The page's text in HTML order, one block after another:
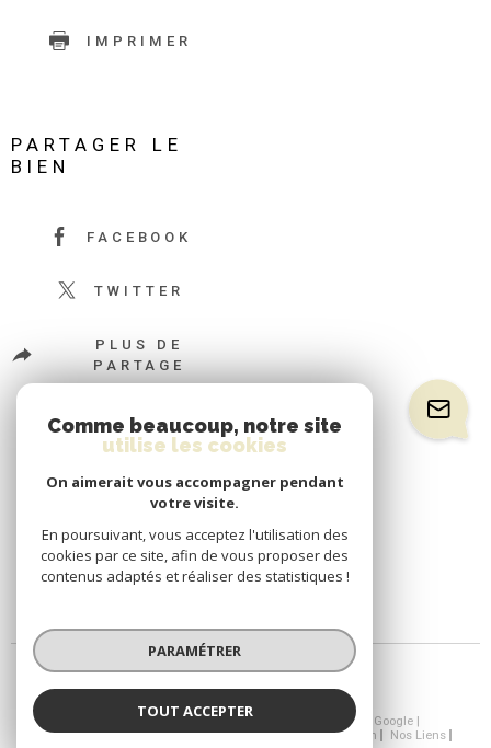
IMPRIMER
PARTAGER LE
BIEN
FACEBOOK
TWITTER
PLUS DE
PARTAGE
© 2026 | Tous droits réservés | Traduction powered by Google |
Nos Honoraires
Plan Du Site Mentions Légales Admin
Nos Liens
Comme beaucoup, notre site
utilise les cookies
On aimerait vous accompagner pendant
votre visite.
En poursuivant, vous acceptez l'utilisation des
cookies par ce site, afin de vous proposer des
contenus adaptés et réaliser des statistiques !
PARAMÉTRER
TOUT ACCEPTER